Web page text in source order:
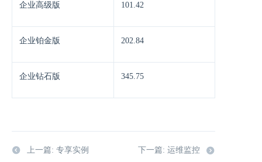
企业高级版 101.42
企业铂金版 202.84
企业钻石版 345.75
上一篇: 专享实例 下一篇: 运维监控